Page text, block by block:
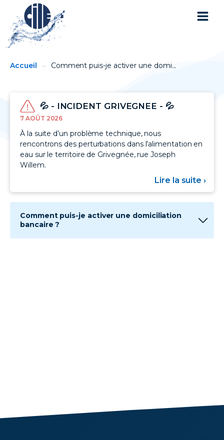
Breadcrumbs
You
Accueil Comment puis-je activer une domi...
💦 - INCIDENT GRIVEGNEE - 💦
7 AOÛT 2026
À la suite d’un problème technique, nous
rencontrons des perturbations dans l’alimentation en
eau sur le territoire de Grivegnée, rue Joseph
Willem.
Lire la suite ›
-
-
Comment puis-je activer une domiciliation
bancaire ?